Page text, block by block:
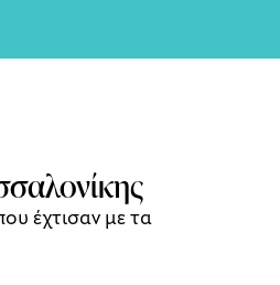
έχτισαν με τα